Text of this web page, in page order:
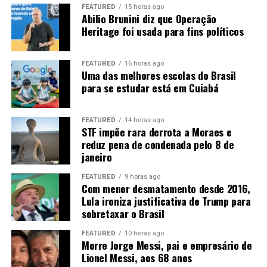
precisam ser transportados para outros mercados.
“Então nós temos um desafio aí para levar
está a implantação de umetanoldutopara conectar
Mato Grosso aos grandes centros consumidores, como
São Paulo e Rio de Janeiro.
um etanolduto. Nós já estamos fazendo um projeto, tem
alguns trabalhos nesse sentido”
A expansão ferroviária, a duplicação da BR-163 e a
Ferrogrão também são consideradas estratégicas para
reduzir o custo de transporte. A ligação com o Arco
Norte pode ampliar ainda o acesso aos mercados
internacionais, principalmente na Ásia e na Europa.
FEATURED 15 horas ago
Abilio Brunini diz que Operação
Heritage foi usada para fins políticos
FEATURED 16 horas ago
Uma das melhores escolas do Brasil
para se estudar está em Cuiabá
FEATURED 14 horas ago
STF impõe rara derrota a Moraes e
reduz pena de condenada pelo 8 de
janeiro
FEATURED 9 horas ago
Com menor desmatamento desde 2016,
Lula ironiza justificativa de Trump para
sobretaxar o Brasil
FEATURED 10 horas ago
Morre Jorge Messi, pai e empresário de
Lionel Messi, aos 68 anos